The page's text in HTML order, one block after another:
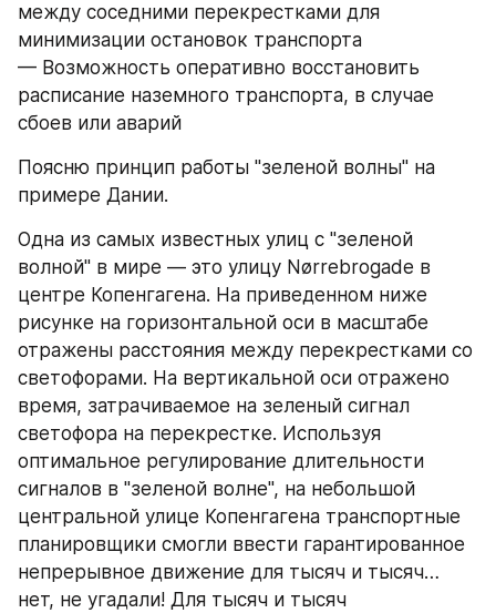
между соседними перекрестками для
минимизации остановок транспорта
— Возможность оперативно восстановить
расписание наземного транспорта, в случае
сбоев или аварий
Поясню принцип работы "зеленой волны" на
примере Дании.
Одна из самых известных улиц с "зеленой
волной" в мире — это улицу Nørrebrogade в
центре Копенгагена. На приведенном ниже
рисунке на горизонтальной оси в масштабе
отражены расстояния между перекрестками со
светофорами. На вертикальной оси отражено
время, затрачиваемое на зеленый сигнал
светофора на перекрестке. Используя
оптимальное регулирование длительности
сигналов в "зеленой волне", на небольшой
центральной улице Копенгагена транспортные
планировщики смогли ввести гарантированное
непрерывное движение для тысяч и тысяч…
нет, не угадали! Для тысяч и тысяч